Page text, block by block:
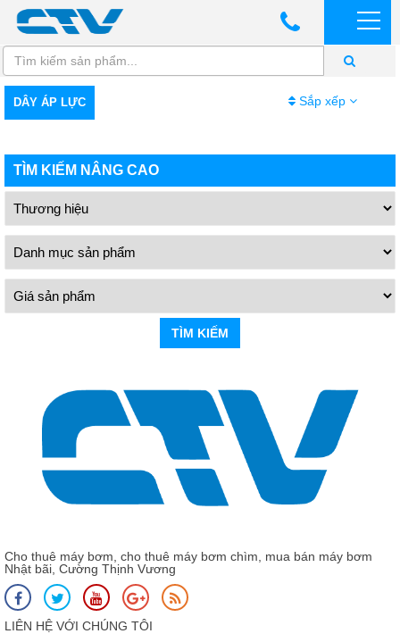
DÂY ÁP LỰC Sắp xếp
TÌM KIẾM NÂNG CAO
TÌM KIẾM
Cho thuê máy bơm, cho thuê máy bơm chìm, mua bán máy bơm
Nhật bãi, Cường Thịnh Vương
LIÊN HỆ VỚI CHÚNG TÔI